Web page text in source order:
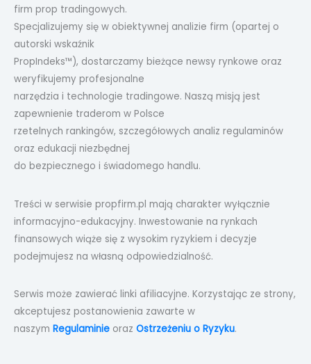
firm prop tradingowych.
Specjalizujemy się w obiektywnej analizie firm (opartej o
autorski wskaźnik
PropIndeks™), dostarczamy bieżące newsy rynkowe oraz
weryfikujemy profesjonalne
narzędzia i technologie tradingowe. Naszą misją jest
zapewnienie traderom w Polsce
rzetelnych rankingów, szczegółowych analiz regulaminów
oraz edukacji niezbędnej
do bezpiecznego i świadomego handlu.
Treści w serwisie propfirm.pl mają charakter wyłącznie
informacyjno-edukacyjny. Inwestowanie na rynkach
finansowych wiąże się z wysokim ryzykiem i decyzje
podejmujesz na własną odpowiedzialność.
Serwis może zawierać linki afiliacyjne. Korzystając ze strony,
akceptujesz postanowienia zawarte w
naszym Regulaminie oraz Ostrzeżeniu o Ryzyku.